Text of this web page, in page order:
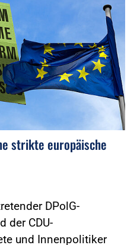
strikte europäische
DPolG-
der CDU-
und Innenpolitiker